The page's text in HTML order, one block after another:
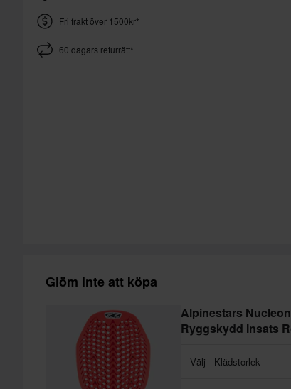
Fri frakt över 1500kr*
60 dagars returrätt*
Glöm inte att köpa
Alpinestars
Ryggskydd Insats
Välj - Klädstorlek